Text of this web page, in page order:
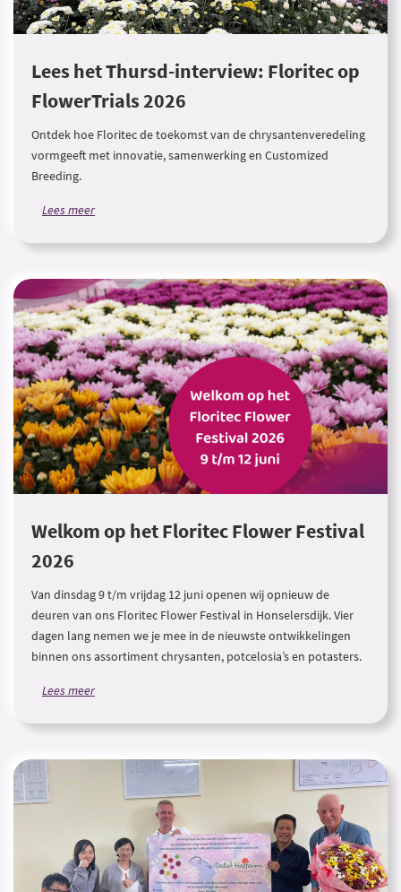
Lees het Thursd-interview: Floritec op
FlowerTrials 2026
Ontdek hoe Floritec de toekomst van de chrysantenveredeling
vormgeeft met innovatie, samenwerking en Customized
Breeding.
Lees meer
Welkom op het Floritec Flower Festival
2026
Van dinsdag 9 t/m vrijdag 12 juni openen wij opnieuw de
deuren van ons Floritec Flower Festival in Honselersdijk. Vier
dagen lang nemen we je mee in de nieuwste ontwikkelingen
binnen ons assortiment chrysanten, potcelosia’s en potasters.
Lees meer